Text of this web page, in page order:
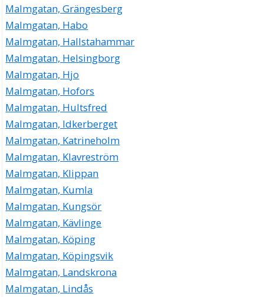
Malmgatan, Grängesberg
Malmgatan, Habo
Malmgatan, Hallstahammar
Malmgatan, Helsingborg
Malmgatan, Hjo
Malmgatan, Hofors
Malmgatan, Hultsfred
Malmgatan, Idkerberget
Malmgatan, Katrineholm
Malmgatan, Klavreström
Malmgatan, Klippan
Malmgatan, Kumla
Malmgatan, Kungsör
Malmgatan, Kävlinge
Malmgatan, Köping
Malmgatan, Köpingsvik
Malmgatan, Landskrona
Malmgatan, Lindås